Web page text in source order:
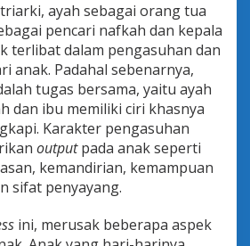
ayah sebagai orang tua
pencari nafkah dan kepala
terlibat dalam pengasuhan dan
anak. Padahal sebenarnya,
tugas bersama, yaitu ayah
dan ibu memiliki ciri khasnya
Karakter pengasuhan
outputpada anak seperti
kemandirian, kemampuan
sifat penyayang.
ini, merusak beberapa aspek